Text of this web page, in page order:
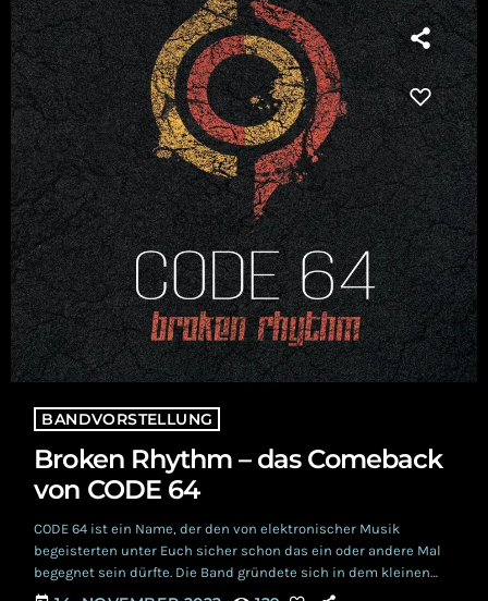
BANDVORSTELLUNG
Broken Rhythm – das Comeback
von CODE 64
CODE 64 ist ein Name, der den von elektronischer Musik
begeisterten unter Euch sicher schon das ein oder andere Mal
begegnet sein dürfte. Die Band gründete sich in dem kleinen
schwedischen Örtchen Lysekil an Schwedens Westküste. Und